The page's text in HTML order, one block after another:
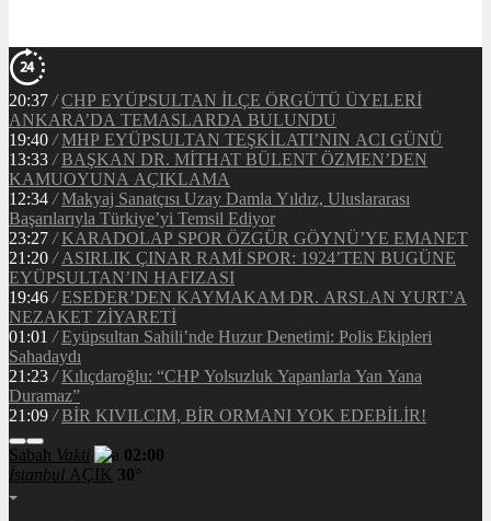
Sabah Vakti
02:00
İstanbul AÇIK 30°